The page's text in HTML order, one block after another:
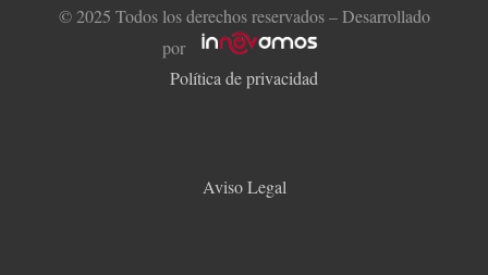
© 2025 Todos los derechos reservados – Desarrollado
por
Política de privacidad
Aviso Legal